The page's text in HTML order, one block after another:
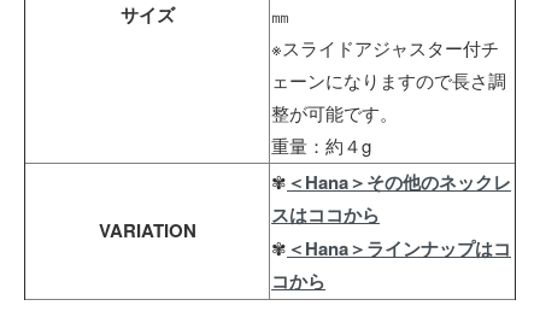
サイズ
㎜
※スライドアジャスター付チ
ェーンになりますので長さ調
整が可能です。
重量：約４g
VARIATION
✾＜Hana＞その他のネックレ
スはココから
✾＜Hana＞ラインナップはコ
コから